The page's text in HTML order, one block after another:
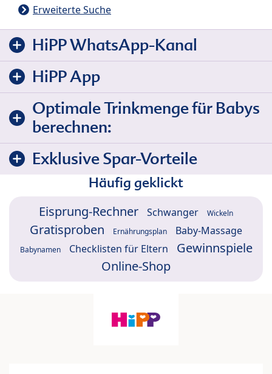
Erweiterte Suche
HiPP WhatsApp-Kanal
HiPP App
Optimale Trinkmenge für Babys
berechnen:
Exklusive Spar-Vorteile
Häufig geklickt
Eisprung-Rechner Schwanger Wickeln
Gratisproben Ernährungsplan Baby-Massage
Babynamen Checklisten für Eltern
Gewinnspiele
Online-Shop